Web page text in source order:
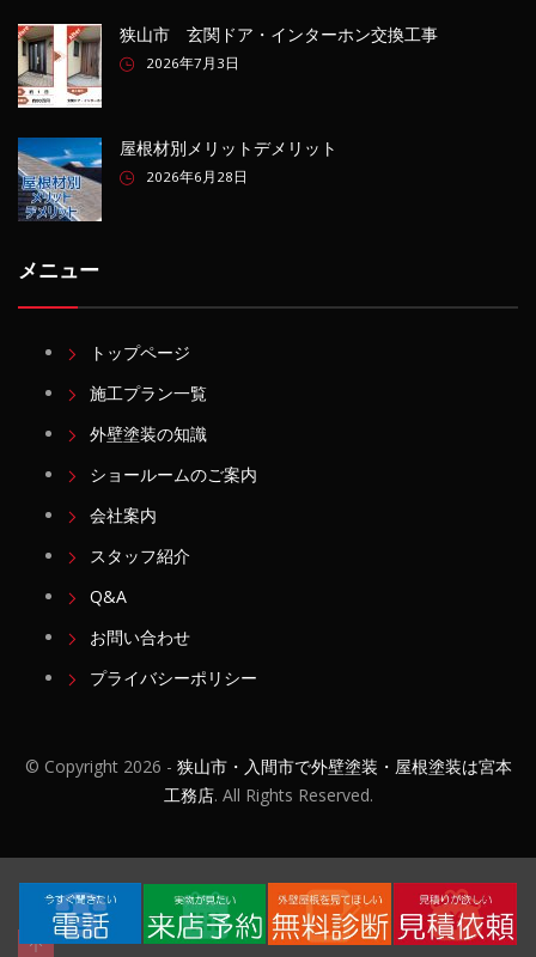
狭山市 玄関ドア・インターホン交換工事
2026年7月3日
屋根材別メリットデメリット
2026年6月28日
メニュー
トップページ
施工プラン一覧
外壁塗装の知識
ショールームのご案内
会社案内
スタッフ紹介
Q&A
お問い合わせ
プライバシーポリシー
© Copyright2026 - 狭山市・入間市で外壁塗装・屋根塗装は宮本
工務店. All Rights Reserved.